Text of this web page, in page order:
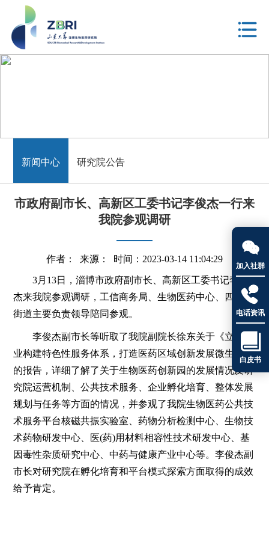

加入社群

电话资讯

白皮书
新闻中心 研究院公告
市政府副市长、高新区工委书记李俊杰一行来
我院参观调研
作者： 来源： 时间：2023-03-14 11:04:29
3月13日，淄博市政府副市长、高新区工委书记李俊
杰来我院参观调研，工信商务局、生物医药中心、四宝山
街道主要负责领导陪同参观。
李俊杰副市长等听取了我院副院长徐东关于《立足产
业构建特色性服务体系，打造医药区域创新发展微生态》
的报告，详细了解了关于生物医药创新园的发展情况及研
究院运营机制、公共技术服务、企业孵化培育、整体发展
规划与任务等方面的情况，并参观了我院生物医药公共技
术服务平台核磁共振实验室、药物分析检测中心、生物技
术药物研发中心、医(药)用材料相容性技术研发中心、基
因毒性杂质研究中心、中药与健康产业中心等。李俊杰副
市长对研究院在孵化培育和平台模式探索方面取得的成效
给予肯定。